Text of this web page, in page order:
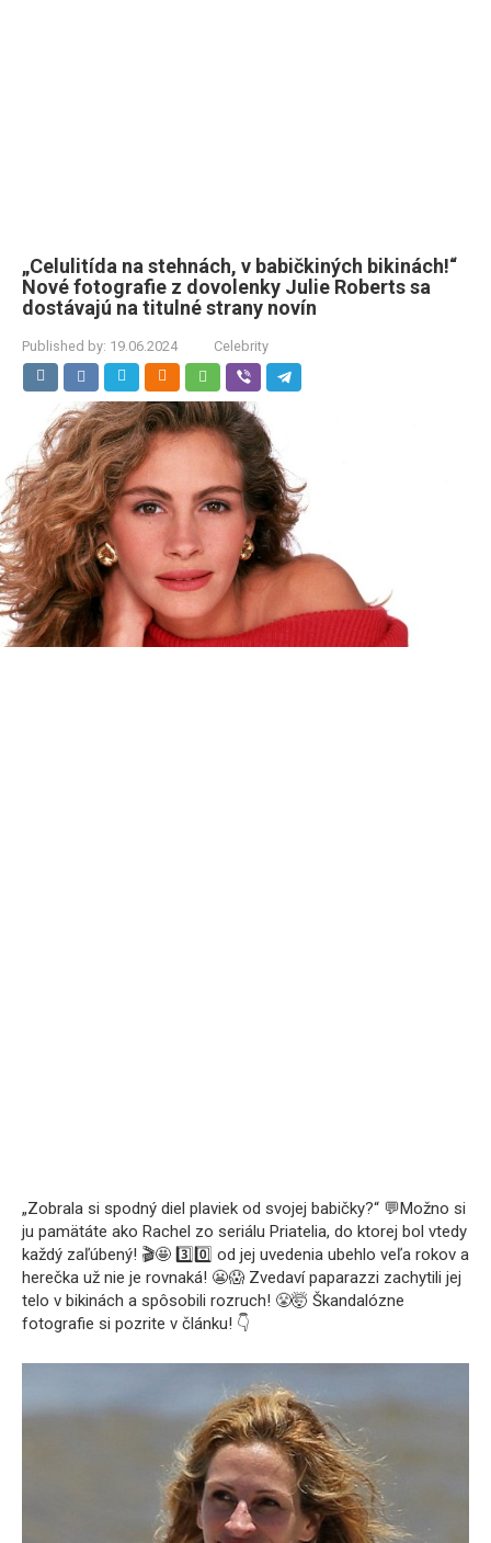
„Celulitída na stehnách, v babičkiných bikinách!“
Nové fotografie z dovolenky Julie Roberts sa
dostávajú na titulné strany novín
Published by: 19.06.2024 Celebrity
„Zobrala si spodný diel plaviek od svojej babičky?“ 💬Možno si
ju pamätáte ako Rachel zo seriálu Priatelia, do ktorej bol vtedy
každý zaľúbený! 🎬🤩 3️⃣0️⃣ od jej uvedenia ubehlo veľa rokov a
herečka už nie je rovnaká! 😬😱 Zvedaví paparazzi zachytili jej
telo v bikinách a spôsobili rozruch! 😤🤯 Škandalózne
fotografie si pozrite v článku! 👇